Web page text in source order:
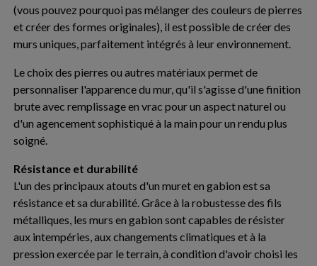
(vous pouvez pourquoi pas mélanger des couleurs de pierres
et créer des formes originales), il est possible de créer des
murs uniques, parfaitement intégrés à leur environnement.
Le choix des pierres ou autres matériaux permet de
personnaliser l'apparence du mur, qu'il s'agisse d'une finition
brute avec remplissage en vrac pour un aspect naturel ou
d'un agencement sophistiqué à la main pour un rendu plus
soigné.
Résistance et durabilité
L'un des principaux atouts d'un muret en gabion est sa
résistance et sa durabilité. Grâce à la robustesse des fils
métalliques, les murs en gabion sont capables de résister
aux intempéries, aux changements climatiques et à la
pression exercée par le terrain, à condition d'avoir choisi les